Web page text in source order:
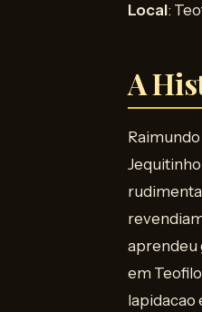
Local:
A
aprendeu
em
lapidacao